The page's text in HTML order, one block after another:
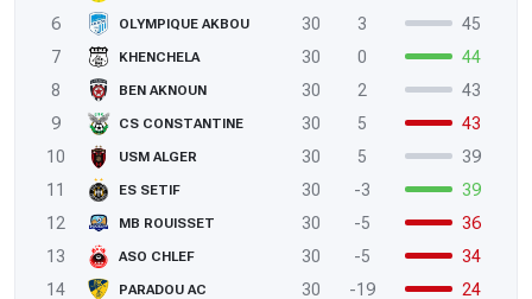
6
OLYMPIQUE AKBOU 30 3
45
7
KHENCHELA 30 0
44
8
BEN AKNOUN 30 2
43
9
CS CONSTANTINE 30 5
43
10
USM ALGER 30 5
39
11
ES SETIF 30 -3
39
12
MB ROUISSET 30 -5
36
13
ASO CHLEF 30 -5
34
14
PARADOU AC 30 -19
24